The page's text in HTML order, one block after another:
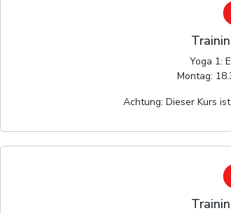
Yoga 1:
Montag:
Achtung: Dieser Kurs